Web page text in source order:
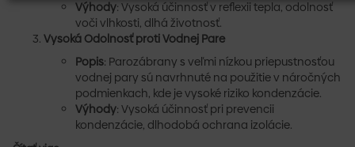
Výhody: Vysoká účinnosť v reflexii tepla, odolnosť
voči vlhkosti, dlhá životnosť.
Vysoká Odolnosť proti Vodnej Pare
Popis: Parozábrany s veľmi nízkou priepustnosťou
vodnej pary sú navrhnuté na použitie v náročných
podmienkach, kde je vysoké riziko kondenzácie.
Výhody: Vysoká účinnosť pri prevencii
kondenzácie, dlhodobá ochrana izolácie.